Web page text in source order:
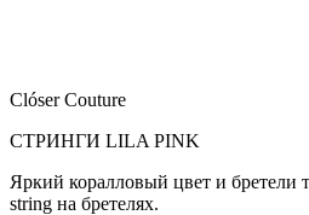
Clóser Couture
СТРИНГИ LILA PINK
Яркий коралловый цвет и бретели
string на бретелях.